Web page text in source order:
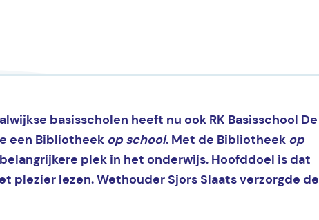
basisscholen heeft nu ook RK Basisschool De
een Bibliotheek op school. Met de Bibliotheek op
plek in het onderwijs. Hoofddoel is dat
plezier lezen. Wethouder Sjors Slaats verzorgde de